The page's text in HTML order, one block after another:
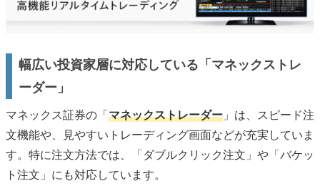
幅広い投資家層に対応している「マネックストレ
ーダー」
マネックス証券の「マネックストレーダー 」は、スピード注
文機能や、見やすいトレーディング画面などが充実していま
す。特に注文方法では、「ダブルクリック注文」や「バケッ
ト注文」にも対応しています。